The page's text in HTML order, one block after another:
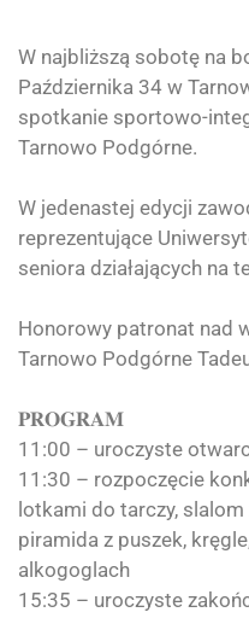
W najbliższą sobotę na
Października 34 w
spotkanie sportowo-
Tarnowo Podgórne.
W jedenastej edycji
reprezentujące
seniora działających na
Honorowy patronat nad
Tarnowo Podgórne
𝐏𝐑𝐎𝐆𝐑𝐀𝐌
11:00 – uroczyste
11:30 – rozpoczęcie
lotkami do tarczy,
piramida z puszek,
alkogoglach
15:35 – uroczyste